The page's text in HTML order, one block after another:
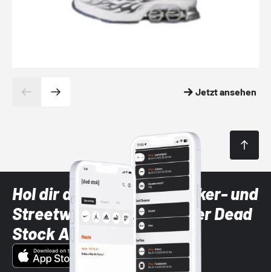
Jetzt ansehen
Hol dir die neuesten Sneaker- und
Streetwear-Brands mit der Dead
Stock App